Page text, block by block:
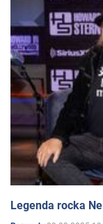
Legenda rocka